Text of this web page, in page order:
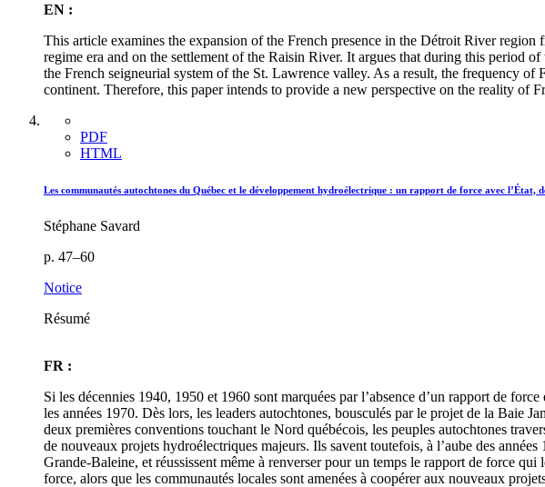
EN :
This article examines the expansion of the French presence in the Détroit River
regime era and on the settlement of the Raisin River. It argues that during this period
the French seigneurial system of the St. Lawrence valley. As a result, the frequency
continent. Therefore, this paper intends to provide a new perspective on the reality of
PDF
HTML
Les communautés autochtones du Québec et le développement hydroélectrique : un rapport de force avec l’État,
Stéphane Savard
p. 47–60
Notice
Résumé
FR :
Si les décennies 1940, 1950 et 1960 sont marquées par l’absence d’un rapport de
les années 1970. Dès lors, les leaders autochtones, bousculés par le projet de la Baie
deux premières conventions touchant le Nord québécois, les peuples autochtones
de nouveaux projets hydroélectriques majeurs. Ils savent toutefois, à l’aube des
Grande-Baleine, et réussissent même à renverser pour un temps le rapport de force
force, alors que les communautés locales sont amenées à coopérer aux nouveaux